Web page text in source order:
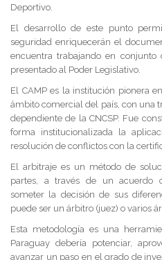
Deportivo.
El desarrollo de este punto
seguridad enriquecerán el
encuentra trabajando en
presentado al Poder Legislativo.
El CAMP es la institución pionera
ámbito comercial del país, con una
dependiente de la CNCSP. Fue
forma institucionalizada la
resolución de conflictos con la
El arbitraje es un método de
partes, a través de un acuerdo
someter la decisión de sus
puede ser un árbitro (juez) o varios
Esta metodología es una
Paraguay debería potenciar,
avanzar un paso en el grado de